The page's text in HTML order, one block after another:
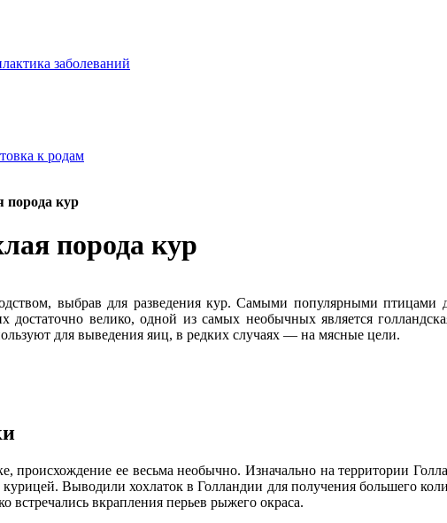
заболеваний
к родам
порода кур
порода кур
выбрав для разведения кур. Самыми популярными птицами
достаточно велико, одной из самых необычных является
для выведения яиц, в редких случаях — на мясные цели.
происхождение ее весьма необычно. Изначально на территории
Выводили хохлаток в Голландии для получения большего
встречались вкрапления перьев рыжего окраса.